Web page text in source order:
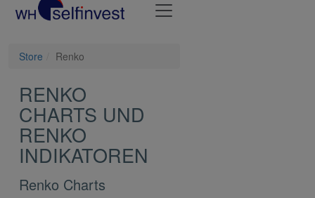
Store Renko
RENKO
CHARTS UND
RENKO
INDIKATOREN
Renko Charts